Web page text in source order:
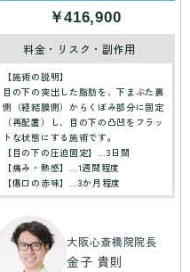
￥416,900
料金・リスク・副作用
【施術の説明】
目の下の突出した脂肪を、下まぶた裏
側（経結膜側）からくぼみ部分に固定
（再配置）し、目の下の凸凹をフラッ
トな状態にする施術です。
【目の下の圧迫固定】…3日間
【痛み・熱感】…1週間程度
【傷口の赤味】…3か月程度
大阪心斎橋院院長
金子 貴則